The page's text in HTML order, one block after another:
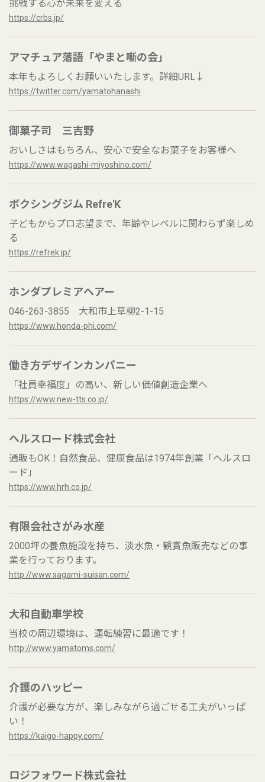
挑戦する心が未来を変える
https://crbs.jp/
アマチュア落語「やまと噺の会」
本年もよろしくお願いいたします。詳細URL↓
https://twitter.com/yamatohanashi
御菓子司 三吉野
おいしさはもちろん、安心で安全なお菓子をお客様へ
https://www.wagashi-miyoshino.com/
ボクシングジム Refre'K
子どもからプロ志望まで、年齢やレベルに関わらず楽しめ
る
https://refrek.jp/
ホンダプレミアヘアー
046-263-3855 大和市上草柳2-1-15
https://www.honda-phi.com/
働き方デザインカンパニー
「社員幸福度」の高い、新しい価値創造企業へ
https://www.new-tts.co.jp/
ヘルスロード株式会社
通販もOK！自然食品、健康食品は1974年創業「ヘルスロ
ード」
https://www.hrh.co.jp/
有限会社さがみ水産
2000坪の養魚施設を持ち、淡水魚・観賞魚販売などの事
業を行っております。
http://www.sagami-suisan.com/
大和自動車学校
当校の周辺環境は、運転練習に最適です！
http://www.yamatoms.com/
介護のハッピー
介護が必要な方が、楽しみながら過ごせる工夫がいっぱ
い！
https://kaigo-happy.com/
ロジフォワード株式会社